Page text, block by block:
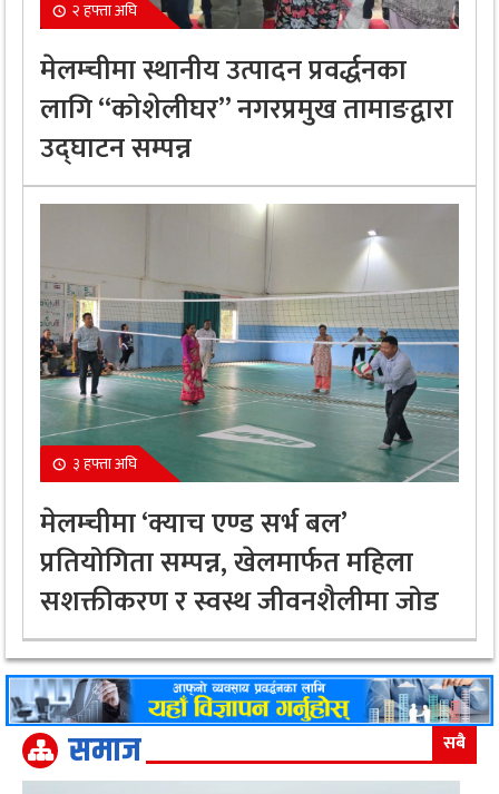
२ हफ्ता अघि
मेलम्चीमा स्थानीय उत्पादन प्रवर्द्धनका
लागि “कोशेलीघर” नगरप्रमुख तामाङद्वारा
उद्घाटन सम्पन्न
३ हफ्ता अघि
मेलम्चीमा ‘क्याच एण्ड सर्भ बल’
प्रतियोगिता सम्पन्न, खेलमार्फत महिला
सशक्तीकरण र स्वस्थ जीवनशैलीमा जोड
समाज सबै